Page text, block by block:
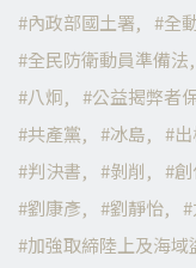
內政部國土署
全
全民防衛動員準備法
八炯
公益揭弊者
共產黨
冰島
判決書
剝削
劉康彥
劉靜怡
加強取締陸上及海